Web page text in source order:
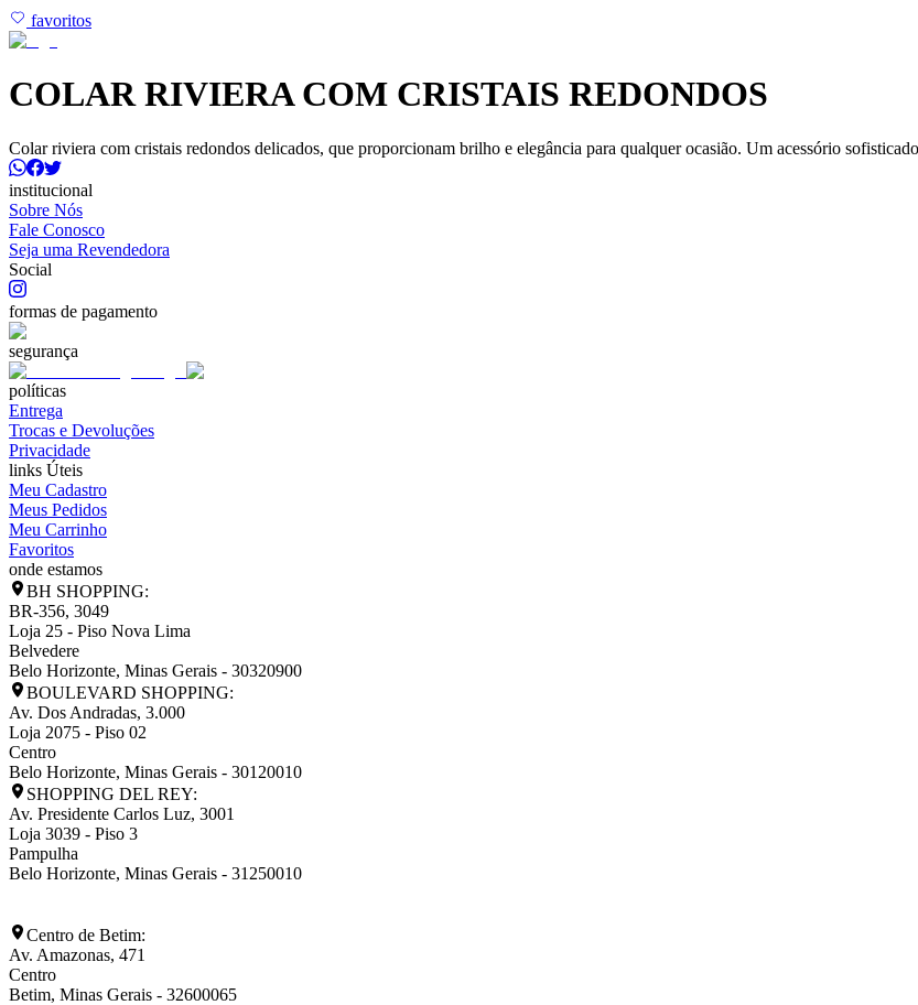
favoritos
COLAR RIVIERA COM CRISTAIS REDONDOS
Colar riviera com cristais redondos delicados, que proporcionam brilho e elegância para qualquer ocasião. Um acessório
institucional
Sobre Nós
Fale Conosco
Seja uma Revendedora
Social
formas de pagamento
segurança
políticas
Entrega
Trocas e Devoluções
Privacidade
links Úteis
Meu Cadastro
Meus Pedidos
Meu Carrinho
Favoritos
onde estamos
BH SHOPPING:
BR-356, 3049
Loja 25 - Piso Nova Lima
Belvedere
Belo Horizonte, Minas Gerais - 30320900
BOULEVARD SHOPPING:
Av. Dos Andradas, 3.000
Loja 2075 - Piso 02
Centro
Belo Horizonte, Minas Gerais - 30120010
SHOPPING DEL REY:
Av. Presidente Carlos Luz, 3001
Loja 3039 - Piso 3
Pampulha
Belo Horizonte, Minas Gerais - 31250010
Centro de Betim:
Av. Amazonas, 471
Centro
Betim, Minas Gerais - 32600065